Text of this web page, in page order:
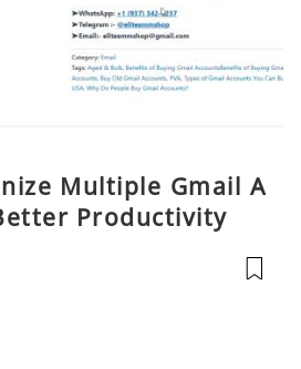
Multiple Gmail A
Productivity